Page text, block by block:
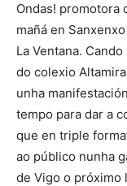
Ondas! promotora
mañá en
La Ventana.
do colexio
unha
tempo para dar a
que en triple
ao público nunha
de Vigo o próximo